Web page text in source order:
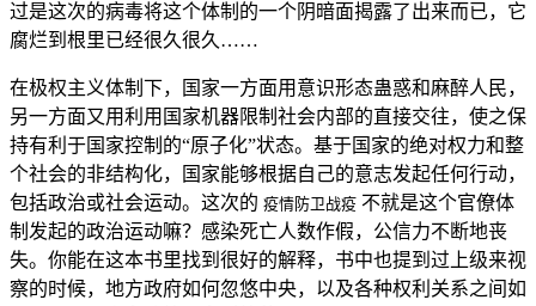
过是这次的病毒将这个体制的一个阴暗面揭露了出来而已，它
腐烂到根里已经很久很久……
在极权主义体制下，国家一方面用意识形态蛊惑和麻醉人民，
另一方面又用利用国家机器限制社会内部的直接交往，使之保
持有利于国家控制的“原子化”状态。基于国家的绝对权力和整
个社会的非结构化，国家能够根据自己的意志发起任何行动，
包括政治或社会运动。这次的 疫情防卫战疫 不就是这个官僚体
制发起的政治运动嘛？感染死亡人数作假，公信力不断地丧
失。你能在这本书里找到很好的解释，书中也提到过上级来视
察的时候，地方政府如何忽悠中央，以及各种权利关系之间如